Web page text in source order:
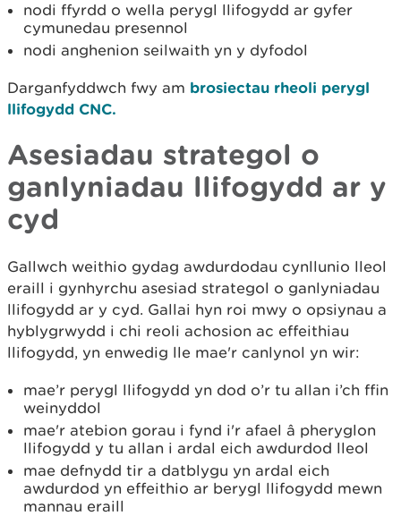
nodi ffyrdd o wella perygl llifogydd ar gyfer
cymunedau presennol
nodi anghenion seilwaith yn y dyfodol
Darganfyddwch fwy am brosiectau rheoli perygl
llifogydd CNC.
Asesiadau strategol o
ganlyniadau llifogydd ar y
cyd
Gallwch weithio gydag awdurdodau cynllunio lleol
eraill i gynhyrchu asesiad strategol o ganlyniadau
llifogydd ar y cyd. Gallai hyn roi mwy o opsiynau a
hyblygrwydd i chi reoli achosion ac effeithiau
llifogydd, yn enwedig lle mae'r canlynol yn wir:
mae’r perygl llifogydd yn dod o’r tu allan i’ch ffin
weinyddol
mae'r atebion gorau i fynd i'r afael â pheryglon
llifogydd y tu allan i ardal eich awdurdod lleol
mae defnydd tir a datblygu yn ardal eich
awdurdod yn effeithio ar berygl llifogydd mewn
mannau eraill